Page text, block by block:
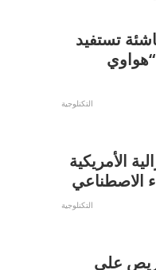
تستفيد
التكنلوجية
الأمريكية
الاصطناعي
التكنلوجية
على